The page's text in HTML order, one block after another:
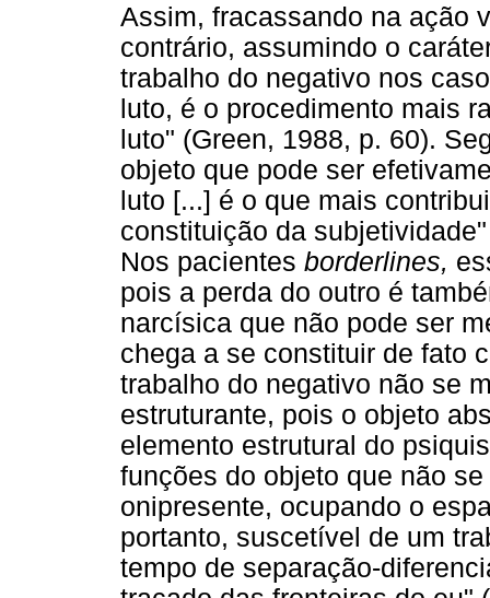
Assim, fracassando na ação
contrário, assumindo o
trabalho do negativo nos
luto, é o procedimento mais
luto" (Green, 1988, p. 60).
objeto que pode ser
luto [...] é o que mais
constituição da
Nos pacientes borderlines,
pois a perda do outro é
narcísica que não pode ser
chega a se constituir de fato
trabalho do negativo não se
estruturante, pois o objeto
elemento estrutural do
funções do objeto que não
onipresente, ocupando o
portanto, suscetível de um
tempo de separação-